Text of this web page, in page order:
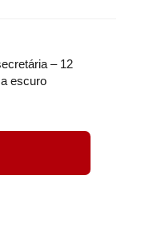
– 12
escuro